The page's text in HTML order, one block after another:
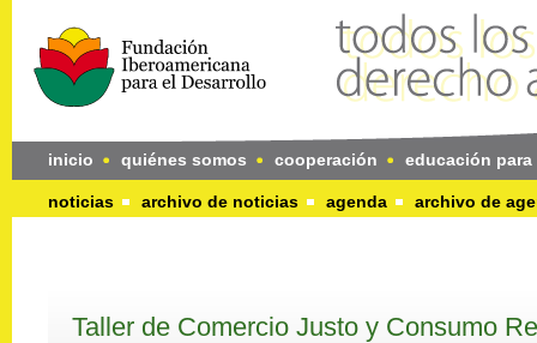
inicio quiénes somos cooperación educación
noticias archivo de noticias agenda archivo de
Taller de Comercio Justo y Consumo